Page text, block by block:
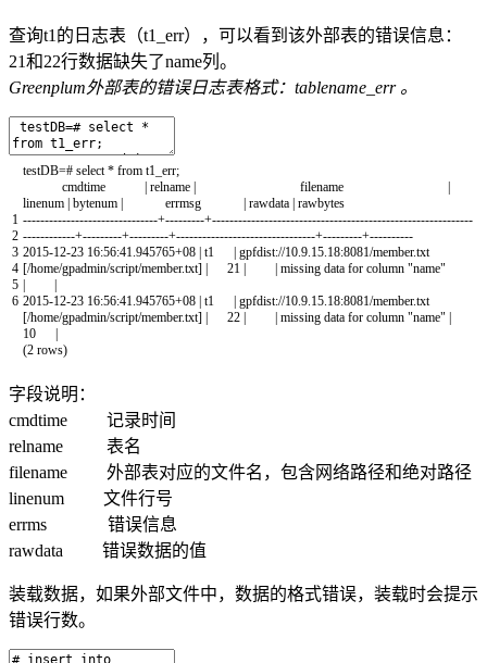
查询t1的日志表（t1_err），可以看到该外部表的错误信息：
21和22行数据缺失了name列。
Greenplum外部表的错误日志表格式：tablename_err 。
1
2
3
4
5
6
testDB=# select * from t1_err;
cmdtime
| relname | filename
|
linenum | bytenum | errmsg | rawdata | rawbytes
-------------------------------+---------+------------------------------------------------------------
------------+---------+---------+--------------------------------+---------+----------
2015-12-23 16:56:41.945765+08 | t1 | gpfdist://10.9.15.18:8081/member.txt
[/home/gpadmin/script/member.txt] | 21 | | missing data for column "name"
| |
2015-12-23 16:56:41.945765+08 | t1 | gpfdist://10.9.15.18:8081/member.txt
[/home/gpadmin/script/member.txt] | 22 | | missing data for column "name" |
10 |
(2 rows)
字段说明：
cmdtime 记录时间
relname 表名
filename 外部表对应的文件名，包含网络路径和绝对路径
linenum 文件行号
errms 错误信息
rawdata 错误数据的值
装载数据，如果外部文件中，数据的格式错误，装载时会提示
错误行数。